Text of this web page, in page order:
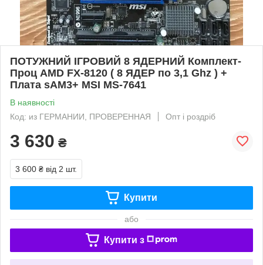
ПОТУЖНИЙ ІГРОВИЙ 8 ЯДЕРНИЙ Комплект-
Проц AMD FX-8120 ( 8 ЯДЕР по 3,1 Ghz ) +
Плата sAM3+ MSI MS-7641
В наявності
Код: из ГЕРМАНИИ, ПРОВЕРЕННАЯ
Опт і роздріб
3 630 ₴
3 600 ₴ від 2 шт.
Купити
або
Купити з